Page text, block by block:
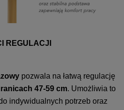
REGULACJI
pozwala na łatwą regulację
47-59 cm. Umożliwia to
indywidualnych potrzeb oraz